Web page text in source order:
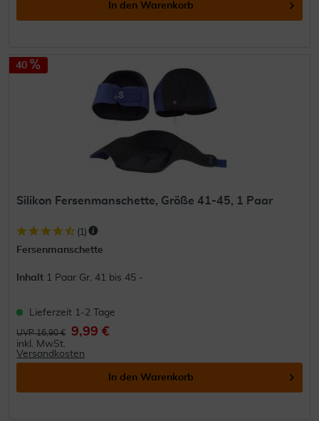
In den Warenkorb
40
Silikon Fersenmanschette, Größe 41-45, 1 Paar
(1)
Fersenmanschette
Inhalt 1 Paar Gr. 41 bis 45 -
Lieferzeit 1-2 Tage
UVP 16,90 € 9,99 €
inkl. MwSt.
Versandkosten
In den Warenkorb